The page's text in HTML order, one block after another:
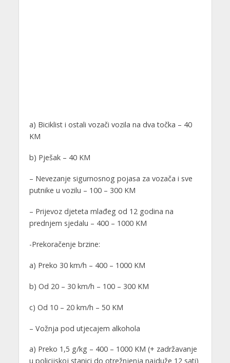
a) Biciklist i ostali vozači vozila na dva točka – 40
KM
b) Pješak – 40 KM
– Nevezanje sigurnosnog pojasa za vozača i sve
putnike u vozilu – 100 – 300 KM
– Prijevoz djeteta mlađeg od 12 godina na
prednjem sjedalu – 400 – 1000 KM
-Prekoračenje brzine:
a) Preko 30 km/h – 400 – 1000 KM
b) Od 20 – 30 km/h – 100 – 300 KM
c) Od 10 – 20 km/h – 50 KM
– Vožnja pod utjecajem alkohola
a) Preko 1,5 g/kg – 400 – 1000 KM (+ zadržavanje
u policijskoj stanici do otrežnjenja najduže 12 sati)